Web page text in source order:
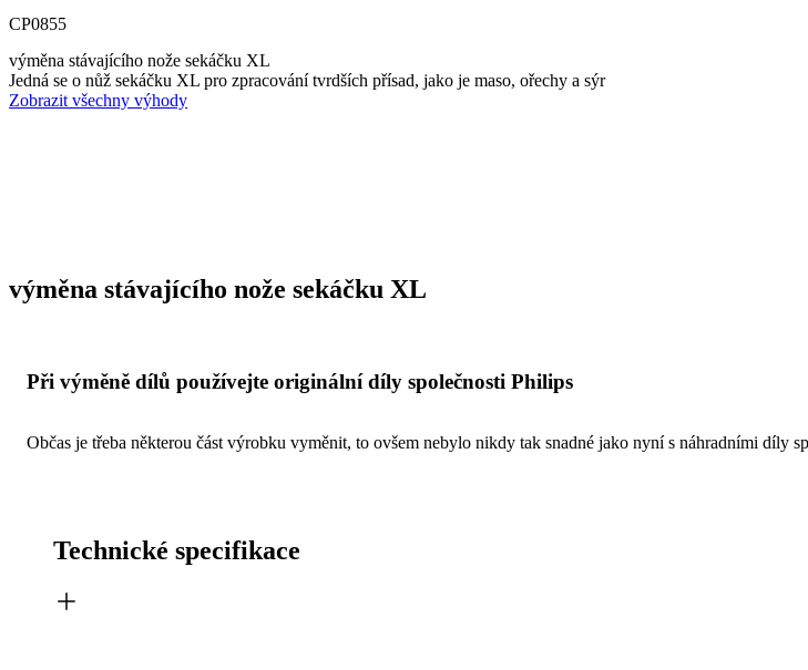
CP0855
výměna stávajícího nože sekáčku XL
Jedná se o nůž sekáčku XL pro zpracování tvrdších přísad, jako je maso, ořechy a sýr
Zobrazit všechny výhody
výměna stávajícího nože sekáčku XL
Při výměně dílů používejte originální díly společnosti Philips
Občas je třeba některou část výrobku vyměnit, to ovšem nebylo nikdy tak snadné jako nyní s náhradními díly
Technické specifikace